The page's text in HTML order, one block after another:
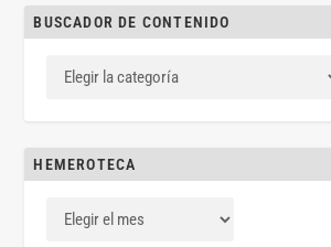
BUSCADOR DE CONTENIDO
HEMEROTECA